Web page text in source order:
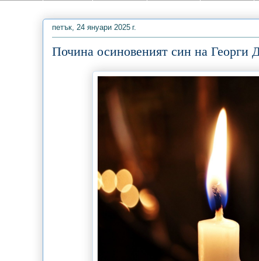
петък, 24 януари 2025 г.
Почина осиновеният син на Георги